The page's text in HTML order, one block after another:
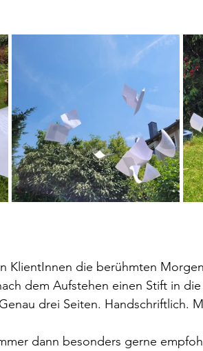
KlientInnen die berühmten
dem Aufstehen einen Stift in
drei Seiten. Handschriftlich.
dann besonders gerne